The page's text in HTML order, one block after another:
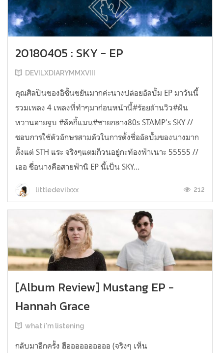
20180405 : SKY - EP
DEVILXDIARYMMXVIII
คุณศิลปินของอิชั้นขยันมากค่ะนางปล่อยอัลบั้ม EP มาวันนี้
รวมเพลง 4 เพลงที่ทำๆมาก่อนหน้านี้#ร้อยล้านวิว#ฝัน
หวานอายจูบ #ลัคกี้แมน#ชายกลาง80s STAMP's SKY //
ชอบการใช้ตัวอักษรสามตัวในการตั้งชื่ออัลบั้มของนางมาก
ตั้งแต่ STH แระ จริงๆแตมก็วนอยู่กะท้องฟ้าเนาะ 55555 //
เออ ชื่อนางคือสายฟ้านิ EP นี้เป็น SKY...
littledevilxxx 212
[Album Review] Mustang EP -
Hannah Grace
what i'm listening
กลับมาอีกครั้ง ฮืออออออออออ (จริงๆ เห็น